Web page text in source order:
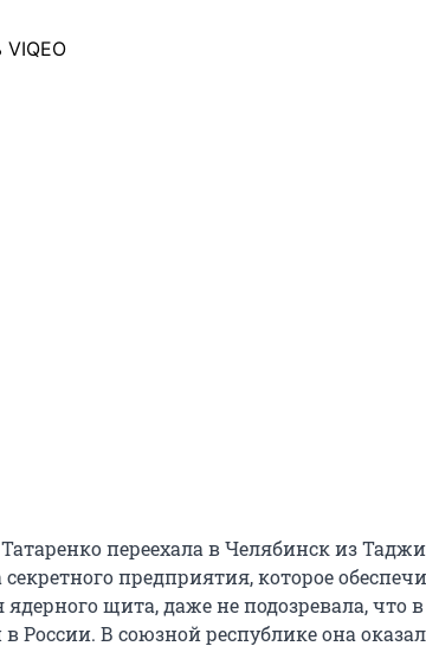
VIQEO
переехала в Челябинск из
секретного предприятия, которое
щита, даже не подозревала, что в
в России. В союзной республике она